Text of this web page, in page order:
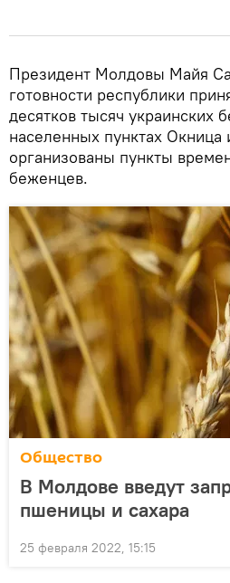
Президент Молдовы Майя
готовности республики
десятков тысяч украинских
населенных пунктах
организованы пункты
беженцев.
Общество
В Молдове введут
пшеницы и сахара
25 февраля 2022, 15:15